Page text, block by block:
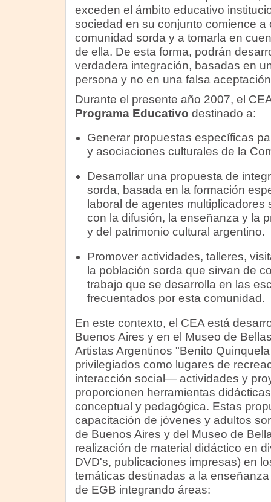
exceden el ámbito educativo
sociedad en su conjunto comience a
comunidad sorda y a tomarla en
de ella. De esta forma, podrán
verdadera integración, basadas en
persona y no en una falsa
Durante el presente año 2007, el
Programa Educativo destinado a:
Generar propuestas específicas
y asociaciones culturales de la
Desarrollar una propuesta de
sorda, basada en la formación
laboral de agentes multiplicadores
con la difusión, la enseñanza y la
y del patrimonio cultural argentino.
Promover actividades, talleres,
la población sorda que sirvan de
trabajo que se desarrolla en las
frecuentados por esta comunidad.
En este contexto, el CEA está
Buenos Aires y en el Museo de
Artistas Argentinos "Benito
privilegiados como lugares de
interacción social— actividades y
proporcionen herramientas
conceptual y pedagógica. Estas
capacitación de jóvenes y adultos
de Buenos Aires y del Museo de
realización de material didáctico en
DVD's, publicaciones impresas) en
temáticas destinadas a la
de EGB integrando áreas: